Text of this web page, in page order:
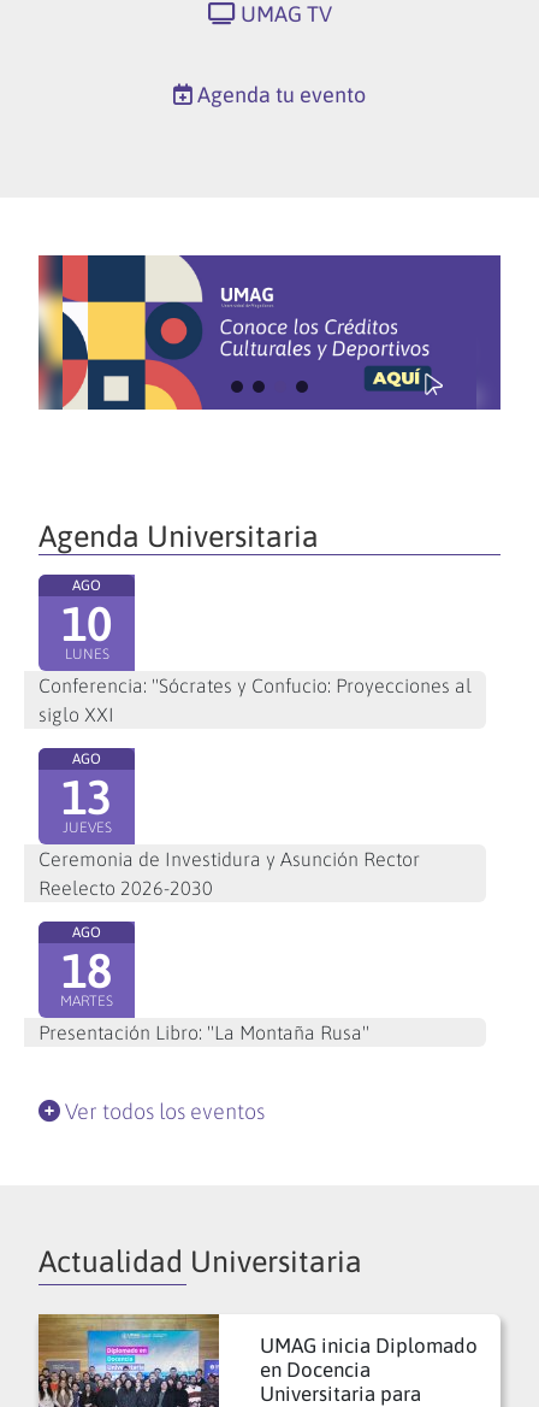
UMAG TV
Agenda tu evento
Agenda Universitaria
AGO
10
LUNES
Conferencia: "Sócrates y Confucio: Proyecciones al
siglo XXI
AGO
13
JUEVES
Ceremonia de Investidura y Asunción Rector
Reelecto 2026-2030
AGO
18
MARTES
Presentación Libro: "La Montaña Rusa"
Ver todos los eventos
Actualidad Universitaria
UMAG inicia Diplomado
en Docencia
Universitaria para